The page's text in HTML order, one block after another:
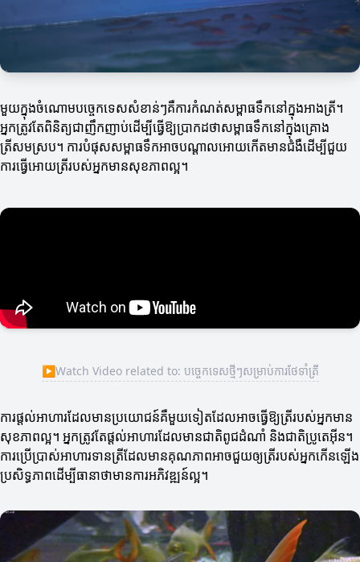
មួយក្នុងចំណោមបច្ចេកទេសសំខាន់ៗគឺការកំណត់សម្ពាធទឹកនៅក្នុងអាងត្រី។
អ្នកត្រូវតែពិនិត្យជាញឹកញាប់ដើម្បីធ្វើឱ្យប្រាកដថាសម្ពាធទឹកនៅក្នុងគ្រោង
ត្រីសមស្រប។ ការបំផុសសម្ពាធទឹកអាចបណ្ដាលអោយកើតមានជំងឺដើម្បីជួយ
ការធ្វើអោយត្រីរបស់អ្នកមានសុខភាពល្អ។
▶Watch Video related to: បច្ចេកទេសថ្មីៗសម្រាប់ការថែទាំត្រី
ការផ្តល់អាហារដែលមានប្រយោជន៍គឺមួយទៀតដែលអាចធ្វើឱ្យត្រីរបស់អ្នកមាន
សុខភាពល្អ។ អ្នកត្រូវតែផ្តល់អាហារដែលមានជាតិពូជដំណាំ និងជាតិប្រូតេអ៊ីន។
ការប្រើប្រាស់អាហារទានត្រីដែលមានគុណភាពអាចជួយឲ្យត្រីរបស់អ្នកកើនឡើង
ប្រសិទ្ធភាពដើម្បីធានាថាមានការអភិវឌ្ឍន៍ល្អ។